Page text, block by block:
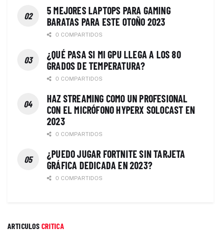
5 MEJORES LAPTOPS PARA GAMING
BARATAS PARA ESTE OTOÑO 2023
0 COMPARTIDOS
¿QUÉ PASA SI MI GPU LLEGA A LOS 80
GRADOS DE TEMPERATURA?
0 COMPARTIDOS
HAZ STREAMING COMO UN PROFESIONAL
CON EL MICRÓFONO HYPERX SOLOCAST EN
2023
0 COMPARTIDOS
¿PUEDO JUGAR FORTNITE SIN TARJETA
GRÁFICA DEDICADA EN 2023?
0 COMPARTIDOS
ARTICULOS CRITICA